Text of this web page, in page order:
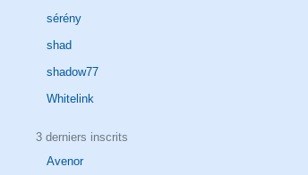
sérény
shad
shadow77
Whitelink
3 derniers inscrits
Avenor